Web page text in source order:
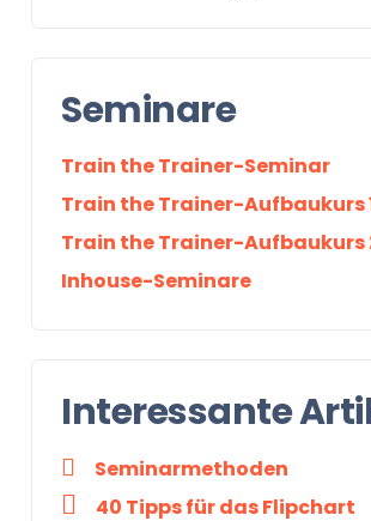
Seminare
Train the Trainer-Seminar
Train the Trainer-Aufbaukurs
Train the Trainer-Aufbaukurs
Inhouse-Seminare
Interessante
Seminarmethoden
40 Tipps für das Flipchart